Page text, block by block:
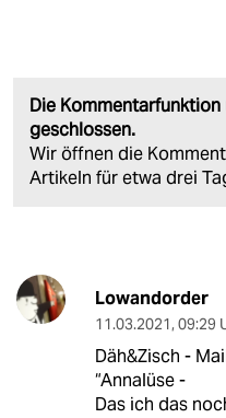
Die
geschlossen.
Wir öffnen die
Artikeln für etwa drei
Lowandorder
11.03.2021, 09:29
Däh&Zisch -
“Annalüse -
Das ich das